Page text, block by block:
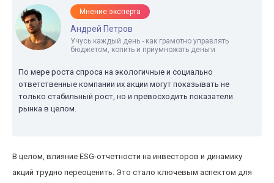
Мнение эксперта
Андрей Петров
Учусь каждый день - как грамотно управлять
бюджетом, копить и приумножать деньги
По мере роста спроса на экологичные и социально
ответственные компании их акции могут показывать не
только стабильный рост, но и превосходить показатели
рынка в целом.
В целом, влияние ESG-отчетности на инвесторов и динамику
акций трудно переоценить. Это стало ключевым аспектом для